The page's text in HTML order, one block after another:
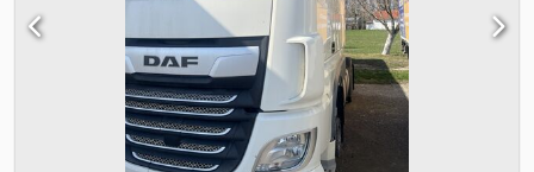
ATP/FRC 2027-ig / 18 raklap ATP tanúsítvány az FRC osztályban 3
évig érvényes – 2027 januárig 2019-es év futásteljesítmény 470
ezer km Össztömeg 26000 kg Súlya 11940 kg Terhelhetősége
14060 kg 6×2 meghajtó 6 euró teljesítmény 450 LE AdBlue
légrugózás emelő tengely automata váltó tempomat
differenciálzár webasto légkondicionálás Credpjzrvqasfx Aftef
parkoló klíma hűtőszekrény hálófülke 2 ágyas rádió tachográf